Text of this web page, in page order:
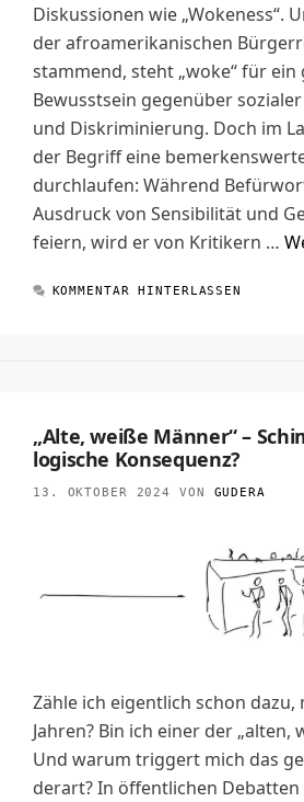
Diskussionen wie „Wokeness“.
der afroamerikanischen
stammend, steht „woke“ für ein
Bewusstsein gegenüber
und Diskriminierung. Doch im
der Begriff eine
durchlaufen: Während
Ausdruck von Sensibilität und
feiern, wird er von Kritikern …
KOMMENTAR HINTERLASSEN
„Alte, weiße Männer“ –
logische Konsequenz?
13. OKTOBER 2024 VON GUDERA
Zähle ich eigentlich schon dazu,
Jahren? Bin ich einer der „alten,
Und warum triggert mich das
derart? In öffentlichen